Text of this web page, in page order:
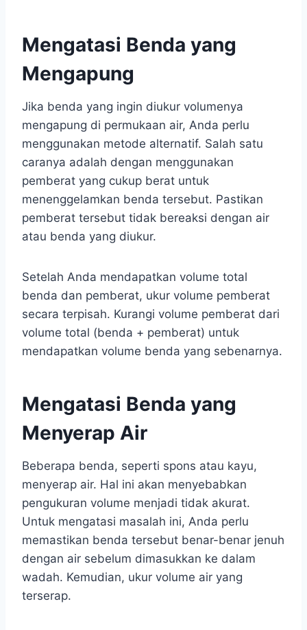
Mengatasi Benda yang
Mengapung
Jika benda yang ingin diukur volumenya
mengapung di permukaan air, Anda perlu
menggunakan metode alternatif. Salah satu
caranya adalah dengan menggunakan
pemberat yang cukup berat untuk
menenggelamkan benda tersebut. Pastikan
pemberat tersebut tidak bereaksi dengan air
atau benda yang diukur.
Setelah Anda mendapatkan volume total
benda dan pemberat, ukur volume pemberat
secara terpisah. Kurangi volume pemberat dari
volume total (benda + pemberat) untuk
mendapatkan volume benda yang sebenarnya.
Mengatasi Benda yang
Menyerap Air
Beberapa benda, seperti spons atau kayu,
menyerap air. Hal ini akan menyebabkan
pengukuran volume menjadi tidak akurat.
Untuk mengatasi masalah ini, Anda perlu
memastikan benda tersebut benar-benar jenuh
dengan air sebelum dimasukkan ke dalam
wadah. Kemudian, ukur volume air yang
terserap.